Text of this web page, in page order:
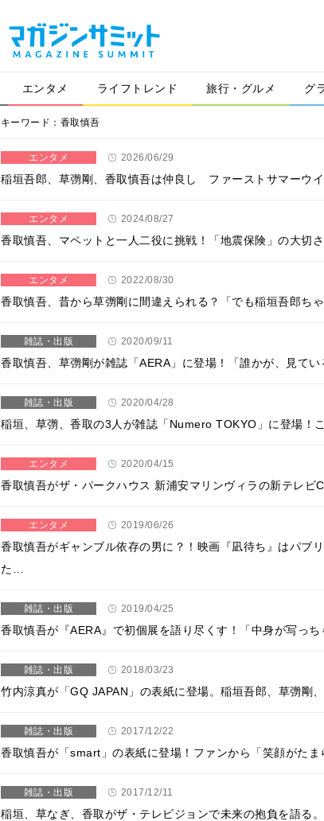
エンタメ ライフトレンド 旅行・グルメ グ
キーワード：香取慎吾
エンタメ 2026/06/29
稲垣吾郎、草彅剛、香取慎吾は仲良し ファーストサマーウ
エンタメ 2024/08/27
香取慎吾、マペットと一人二役に挑戦！「地震保険」の大切
エンタメ 2022/08/30
香取慎吾、昔から草彅剛に間違えられる？「でも稲垣吾郎ち
雑誌・出版 2020/09/11
香取慎吾、草彅剛が雑誌「AERA」に登場！「誰かが、見て
雑誌・出版 2020/04/28
稲垣、草彅、香取の3人が雑誌「Numero TOKYO」に登場！
エンタメ 2020/04/15
香取慎吾がザ・パークハウス 新浦安マリンヴィラの新テレビ
エンタメ 2019/06/26
香取慎吾がギャンブル依存の男に？！映画『凪待ち』はパブ
た…
雑誌・出版 2019/04/25
香取慎吾が『AERA』で初個展を語り尽くす！「中身が写っち
雑誌・出版 2018/03/23
竹内涼真が「GQ JAPAN」の表紙に登場。稲垣吾郎、草彅剛
雑誌・出版 2017/12/22
香取慎吾が「smart」の表紙に登場！ファンから「笑顔がたま
雑誌・出版 2017/12/11
稲垣、草なぎ、香取がザ・テレビジョンで未来の抱負を語る